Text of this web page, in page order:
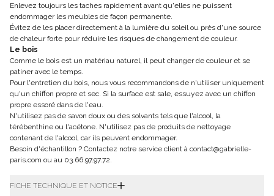
Enlevez toujours les taches rapidement avant qu'elles ne puissent
endommager les meubles de façon permanente.
Évitez de les placer directement à la lumière du soleil ou près d'une source
de chaleur forte pour réduire les risques de changement de couleur.
Le bois
Comme le bois est un matériau naturel, il peut changer de couleur et se
patiner avec le temps.
Pour l'entretien du bois, nous vous recommandons de n'utiliser uniquement
qu'un chiffon propre et sec. Si la surface est sale, essuyez avec un chiffon
propre essoré dans de l'eau.
N'utilisez pas de savon doux ou des solvants tels que l'alcool, la
térébenthine ou l'acétone. N'utilisez pas de produits de nettoyage
contenant de l'alcool, car ils peuvent endommager.
Besoin d'échantillon ? Contactez notre service client à contact@gabrielle-
paris.com ou au 03.66.97.97.72.
FICHE TECHNIQUE ET NOTICE